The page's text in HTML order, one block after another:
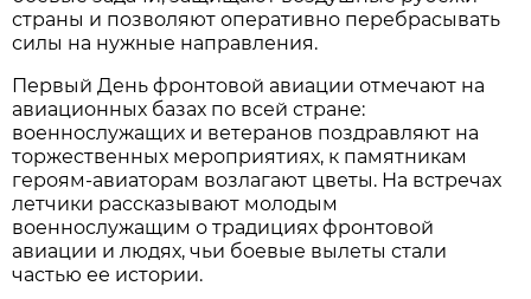
страны и позволяют оперативно перебрасывать
силы на нужные направления.
Первый День фронтовой авиации отмечают на
авиационных базах по всей стране:
военнослужащих и ветеранов поздравляют на
торжественных мероприятиях, к памятникам
героям‑авиаторам возлагают цветы. На встречах
летчики рассказывают молодым
военнослужащим о традициях фронтовой
авиации и людях, чьи боевые вылеты стали
частью ее истории.